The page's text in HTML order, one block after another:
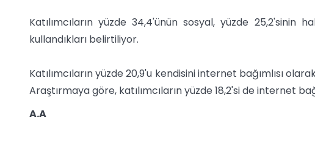
Katılımcıların yüzde 34,4'ünün sosyal, yüzde 25,2'sinin
kullandıkları belirtiliyor.
Katılımcıların yüzde 20,9'u kendisini internet bağımlısı
Araştırmaya göre, katılımcıların yüzde 18,2'si de internet
A.A